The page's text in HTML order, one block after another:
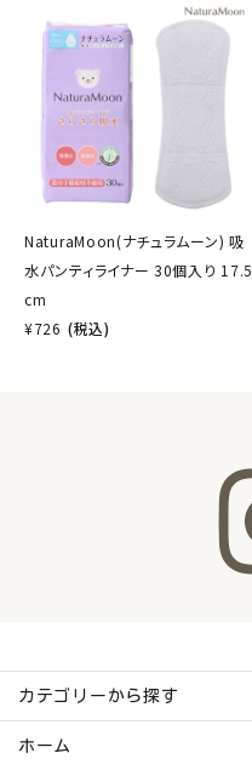
NaturaMoon(ナチュラムーン) 吸
水パンティライナー 30個入り 17.5
cm
¥726 (税込)
カテゴリーから探す
ホーム